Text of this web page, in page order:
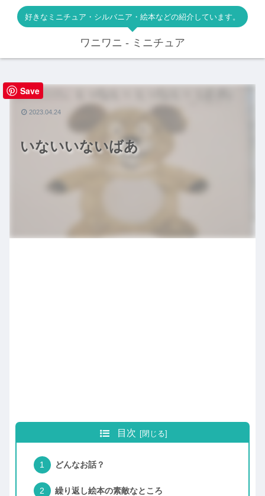
好きなミニチュア・シルバニア・絵本などの紹介しています。
ワニワニ - ミニチュア
いないいないばあ
絵本
2023.04.24
目次
どんなお話？
繰り返し絵本の素敵なところ
Save